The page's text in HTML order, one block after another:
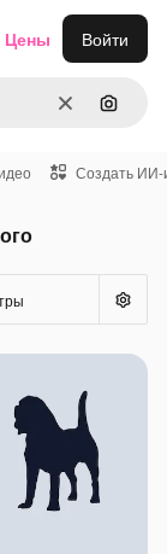
ОчиститьПоиск
Цены Войти
Создать ИИ-